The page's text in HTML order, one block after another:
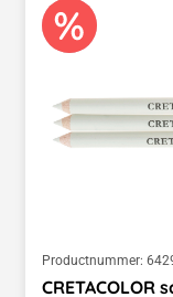
Productnummer: